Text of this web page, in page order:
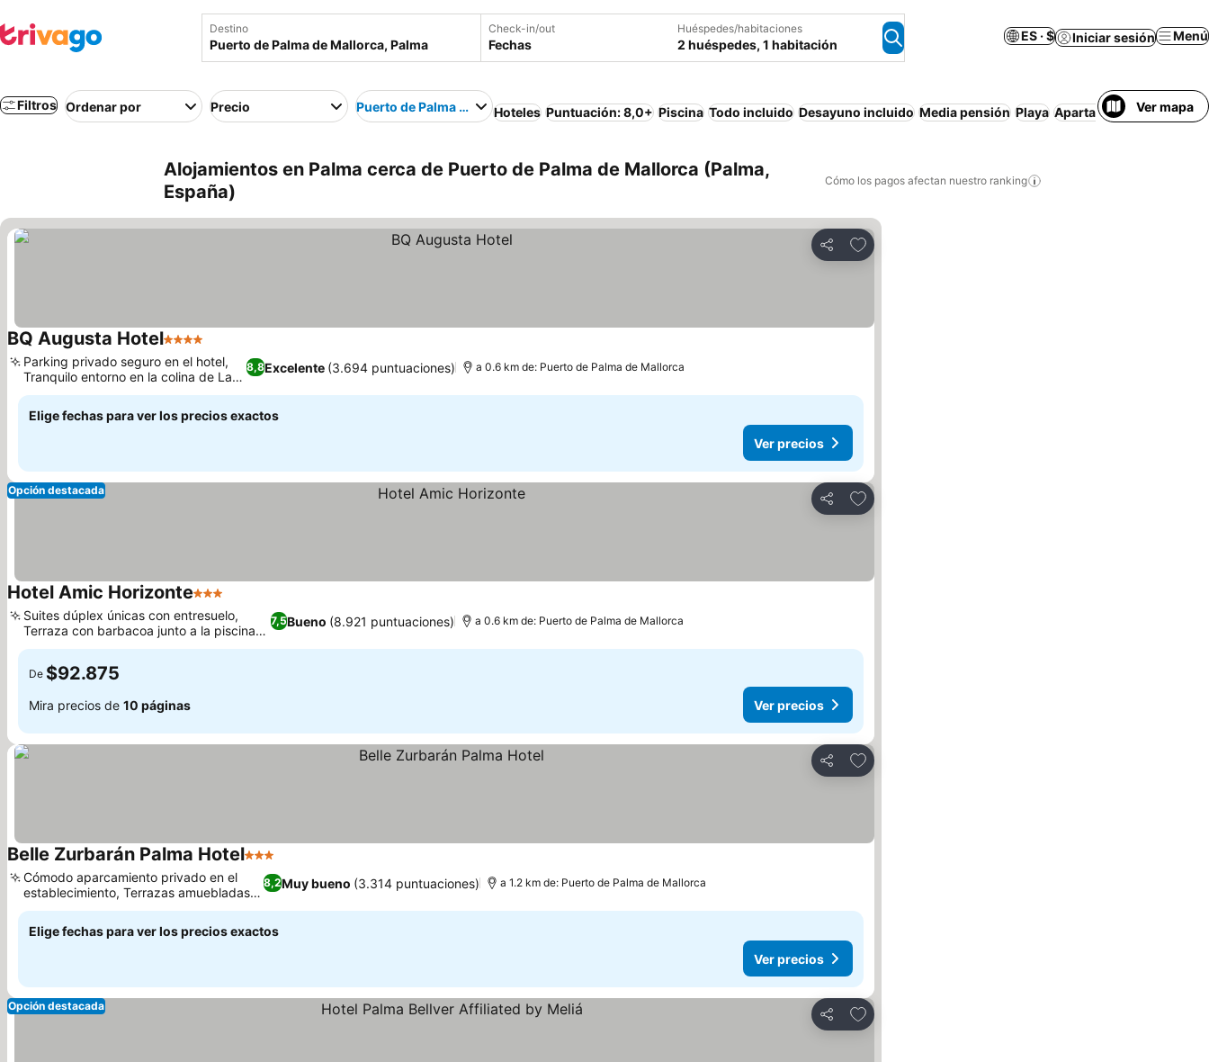
Destino Check-in/out
Fechas
Huéspedes/habitaciones
2 huéspedes, 1 habitación
ES · $ Iniciar sesión Menú
Filtros Ordenar por Precio Puerto de Palma de Mallorca
Hoteles Puntuación: 8,0+ Piscina Todo incluido Desayuno incluido Media pensión Playa Apartamento amueblado
Ver mapa
Alojamientos en Palma cerca de Puerto de Palma de Mallorca (Palma,
España)
Cómo los pagos afectan nuestro ranking
Compartir
Agregar a favoritos
BQ Augusta Hotel4 Estrellas
8,8Excelente (3.694 puntuaciones)
Parking privado seguro en el hotel,
Tranquilo entorno en la colina de La
Bonanova
a 0.6 km de: Puerto de Palma de Mallorca
Elige fechas para ver los precios exactos
Ver precios
Compartir
Agregar a favoritos
Opción destacada
Hotel Amic Horizonte3 Estrellas
7,5Bueno (8.921 puntuaciones)
Suites dúplex únicas con entresuelo,
Terraza con barbacoa junto a la piscina
por la noche
a 0.6 km de: Puerto de Palma de Mallorca
De $92.875
Mira precios de 10 páginas Ver precios
Compartir
Agregar a favoritos
Belle Zurbarán Palma Hotel3 Estrellas
8,2Muy bueno (3.314 puntuaciones)
Cómodo aparcamiento privado en el
establecimiento, Terrazas amuebladas
con vistas al mar
a 1.2 km de: Puerto de Palma de Mallorca
Elige fechas para ver los precios exactos
Ver precios
Compartir
Agregar a favoritos
Opción destacada